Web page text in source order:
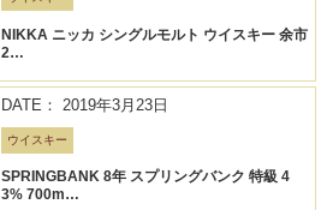
NIKKA ニッカ シングルモルト ウイスキー 余市
2…
DATE： 2019年3月23日
ウイスキー
SPRINGBANK 8年 スプリングバンク 特級 4
3% 700m…